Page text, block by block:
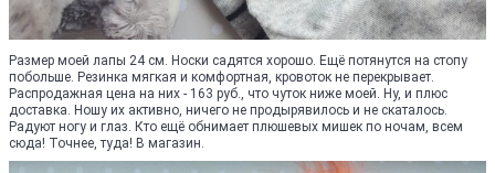
Размер моей лапы 24 см. Носки садятся хорошо. Ещё потянутся на стопу
побольше. Резинка мягкая и комфортная, кровоток не перекрывает.
Распродажная цена на них - 163 руб., что чуток ниже моей. Ну, и плюс
доставка. Ношу их активно, ничего не продырявилось и не скаталось.
Радуют ногу и глаз. Кто ещё обнимает плюшевых мишек по ночам, всем
сюда! Точнее, туда! В магазин.